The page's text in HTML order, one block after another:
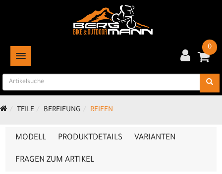
TOGGLE NAVIGATION
0
TEILE BEREIFUNG REIFEN
MODELL PRODUKTDETAILS VARIANTEN
FRAGEN ZUM ARTIKEL